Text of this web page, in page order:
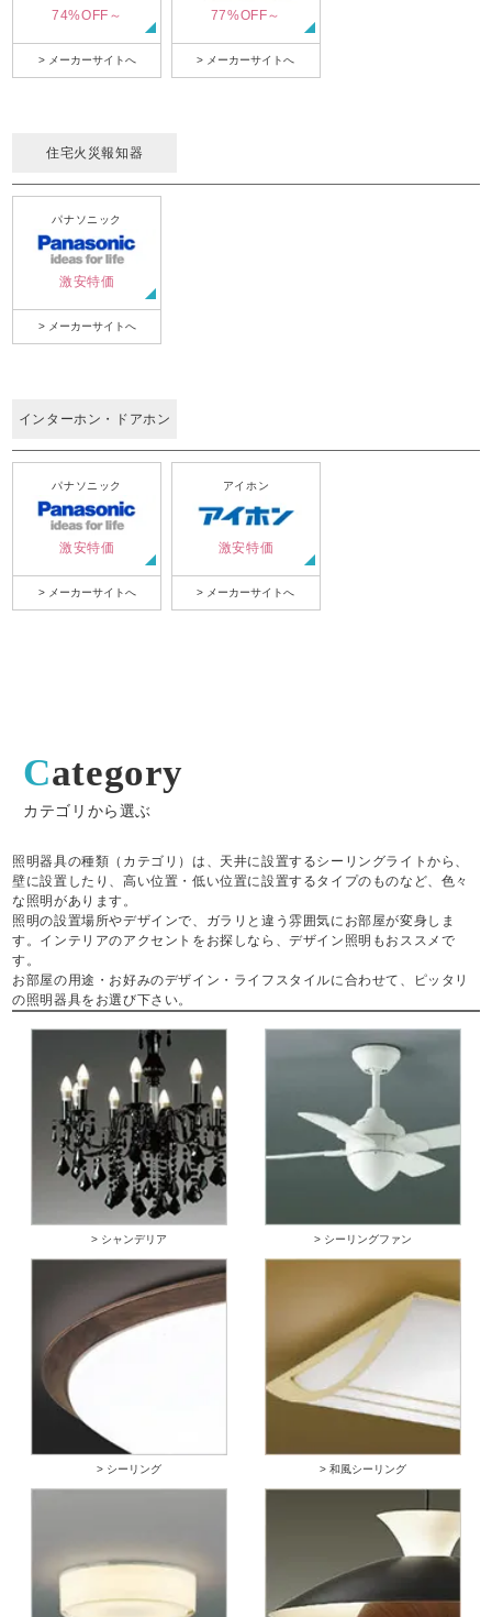
74%OFF～
> メーカーサイトへ
77%OFF～
> メーカーサイトへ
住宅火災報知器
パナソニック
激安特価
> メーカーサイトへ
インターホン・ドアホン
パナソニック
激安特価
> メーカーサイトへ
アイホン
激安特価
> メーカーサイトへ
Category
カテゴリから選ぶ
照明器具の種類（カテゴリ）は、天井に設置するシーリングライトから、
壁に設置したり、高い位置・低い位置に設置するタイプのものなど、色々
な照明があります。
照明の設置場所やデザインで、ガラリと違う雰囲気にお部屋が変身しま
す。インテリアのアクセントをお探しなら、デザイン照明もおススメで
す。
お部屋の用途・お好みのデザイン・ライフスタイルに合わせて、ピッタリ
の照明器具をお選び下さい。
> シャンデリア > シーリングファン
> シーリング > 和風シーリング